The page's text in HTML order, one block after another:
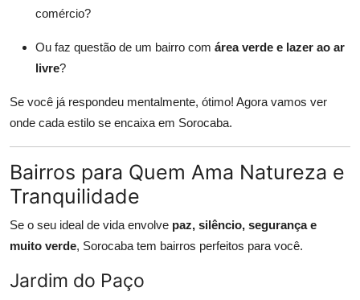
comércio?
Ou faz questão de um bairro com área verde e lazer ao ar
livre?
Se você já respondeu mentalmente, ótimo! Agora vamos ver
onde cada estilo se encaixa em Sorocaba.
Bairros para Quem Ama Natureza e
Tranquilidade
Se o seu ideal de vida envolve paz, silêncio, segurança e
muito verde, Sorocaba tem bairros perfeitos para você.
Jardim do Paço